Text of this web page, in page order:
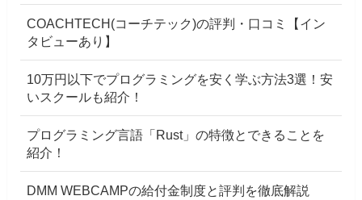
COACHTECH(コーチテック)の評判・口コミ【イン
タビューあり】
10万円以下でプログラミングを安く学ぶ方法3選！安
いスクールも紹介！
プログラミング言語「Rust」の特徴とできることを
紹介！
DMM WEBCAMPの給付金制度と評判を徹底解説